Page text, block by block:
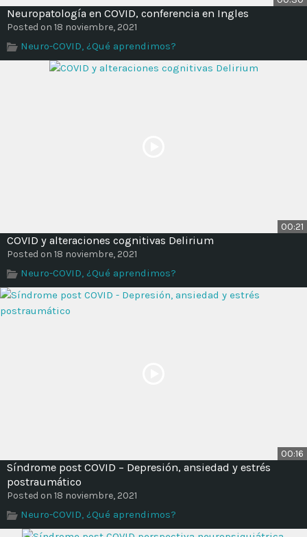
Neuropatología en COVID, conferencia en Ingles
Posted on 18 noviembre, 2021
Neuro-COVID, ¿Qué aprendimos?
00:21
COVID y alteraciones cognitivas Delirium
Posted on 18 noviembre, 2021
Neuro-COVID, ¿Qué aprendimos?
00:16
Síndrome post COVID – Depresión, ansiedad y estrés
postraumático
Posted on 18 noviembre, 2021
Neuro-COVID, ¿Qué aprendimos?